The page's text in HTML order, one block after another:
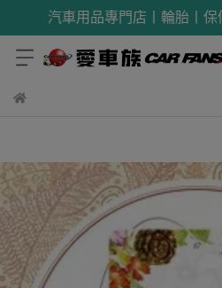
汽車用品專門店丨輪胎丨